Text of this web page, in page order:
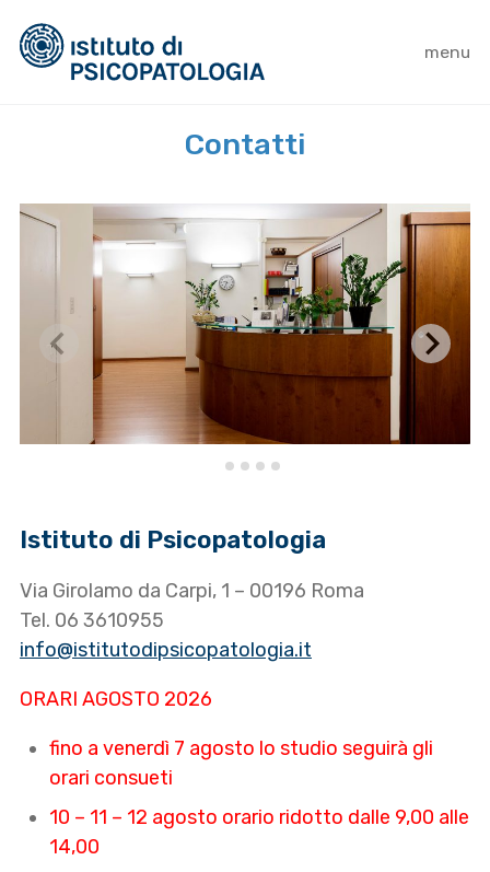
menu
Contatti
Istituto di Psicopatologia
Via Girolamo da Carpi, 1 – 00196 Roma
Tel. 06 3610955
info@istitutodipsicopatologia.it
ORARI AGOSTO 2026
fino a venerdì 7 agosto lo studio seguirà gli
orari consueti
10 – 11 – 12 agosto orario ridotto dalle 9,00 alle
14,00